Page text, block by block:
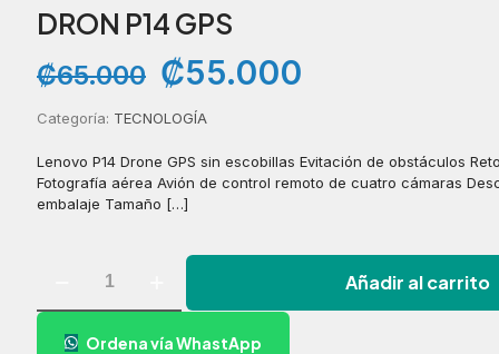
DRON P14 GPS
₡65.000 El
precio
original
era:
₡65.000.
₡55.000
₡55.000.
Categoría: TECNOLOGÍA
Lenovo P14 Drone GPS sin escobillas Evitación de obstáculos
Fotografía aérea Avión de control remoto de cuatro cámaras
embalaje Tamaño […]
Añadir al carrito
Ordena vía WhastApp